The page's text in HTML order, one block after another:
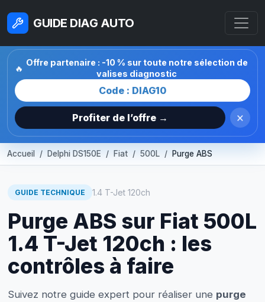
GUIDE DIAG AUTO
🔥
Offre partenaire : -10 % sur toute notre sélection de
valises diagnostic
Code : DIAG10
Profiter de l’offre → ×
Accueil Delphi DS150E Fiat 500L Purge ABS
GUIDE TECHNIQUE 1.4 T-Jet 120ch
Purge ABS sur Fiat 500L
1.4 T-Jet 120ch : les
contrôles à faire
Suivez notre guide expert pour réaliser une purge